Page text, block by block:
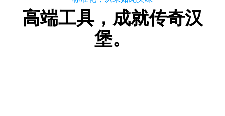
高端工具，成就传奇汉
堡。